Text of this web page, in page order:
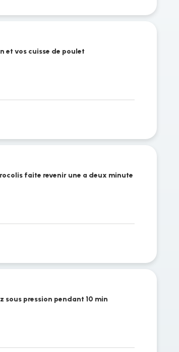
et vos cuisse de poulet
faite revenir une a deux minute
sous pression pendant 10 min